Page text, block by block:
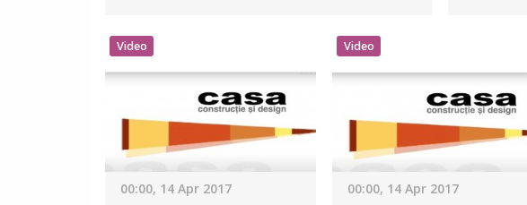
Video
00:00, 14 Apr 2017
Video
00:00, 14 Apr 2017